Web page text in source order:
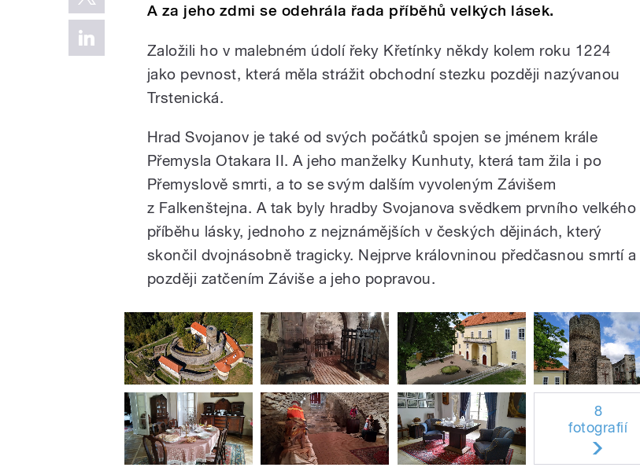
A za jeho zdmi se odehrála řada příběhů velkých lásek.
Založili ho v malebném údolí řeky Křetínky někdy kolem roku 1224
jako pevnost, která měla strážit obchodní stezku později nazývanou
Trstenická.
Hrad Svojanov je také od svých počátků spojen se jménem krále
Přemysla Otakara II. A jeho manželky Kunhuty, která tam žila i po
Přemyslově smrti, a to se svým dalším vyvoleným Závišem
z Falkenštejna. A tak byly hradby Svojanova svědkem prvního velkého
příběhu lásky, jednoho z nejznámějších v českých dějinách, který
skončil dvojnásobně tragicky. Nejprve královninou předčasnou smrtí a
později zatčením Záviše a jeho popravou.
8
fotografií